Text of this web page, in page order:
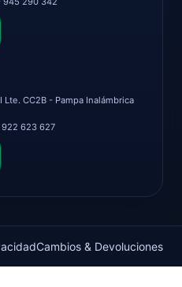
CC2B - Pampa Inalámbrica
623 627
Cambios & Devoluciones